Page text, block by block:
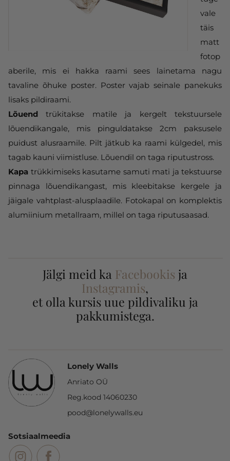
vale
täis
matt
fotop
aberile, mis ei hakka raami sees lainetama nagu
tavaline õhuke poster. Poster vajab seinale panekuks
lisaks pildiraami.
Lõuend trükitakse matile ja kergelt tekstuursele
lõuendikangale, mis pinguldatakse 2cm paksusele
puidust alusraamile. Pilt jätkub ka raami külgedel, mis
tagab kauni viimistluse. Lõuendil on taga riputustross.
Kapa trükkimiseks kasutame samuti mati ja tekstuurse
pinnaga lõuendikangast, mis kleebitakse kergele ja
jäigale vahtplast-alusplaadile. Fotokapal on komplektis
alumiinium metallraam, millel on taga riputusaasad.
Jälgi meid ka Facebookis ja
Instagramis,
et olla kursis uue pildivaliku ja
pakkumistega.
Lonely Walls
Anriato OÜ
Reg.kood 14060230
pood@lonelywalls.eu
Sotsiaalmeedia